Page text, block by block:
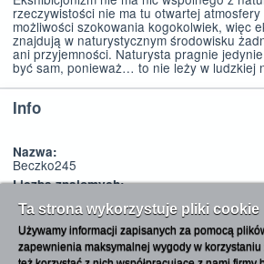
rzeczywistości nie ma tu otwartej
możliwości szokowania kogokolwiek, więc
znajdują w naturystycznym środowisku
ani przyjemności. Naturysta pragnie
być sam, ponieważ… to nie leży w ludzkiej
Info
Nazwa:
Beczko245
Liczba znajomych:
Obserwujących:
0
Serwis poświęcony
Ta strona wykorzystuje pliki cookie
Używamy informacji zapisanych za pomocą
zapewnienia maksymalnej wygody w